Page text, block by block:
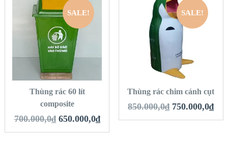
SALE!
QUICK LOOK
VIEW DETAILS
THÊM VÀO GIỎ
HÀNG
Thùng rác 60 lít
composite
700.000,0₫ 650.000,0₫
SALE!
QUICK LOOK
VIEW DETAILS
THÊM VÀO GIỎ
HÀNG
Thùng rác chim cánh cụt
850.000,0₫ 750.000,0₫